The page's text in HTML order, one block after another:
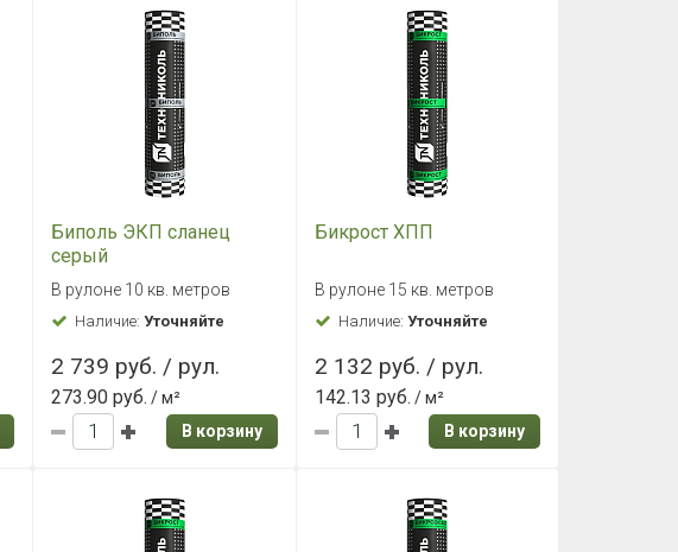
Биполь ЭКП сланец
серый
В рулоне 10 кв. метров
Наличие:Уточняйте
2 739 руб. / рул.
273.90 руб. / м²
В корзину
Бикрост ХПП
В рулоне 15 кв. метров
Наличие: Уточняйте
2 132 руб. / рул.
142.13 руб. / м²
В корзину